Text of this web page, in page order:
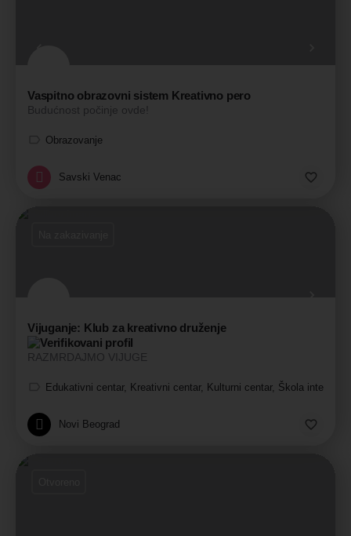
Vaspitno obrazovni sistem Kreativno pero
Budućnost počinje ovde!
Obrazovanje
Savski Venac
Vijuganje: Klub za kreativno druženje
RAZMRDAJMO VIJUGE
Edukativni centar, Kreativni centar, Kulturni centar, Škola
Novi Beograd